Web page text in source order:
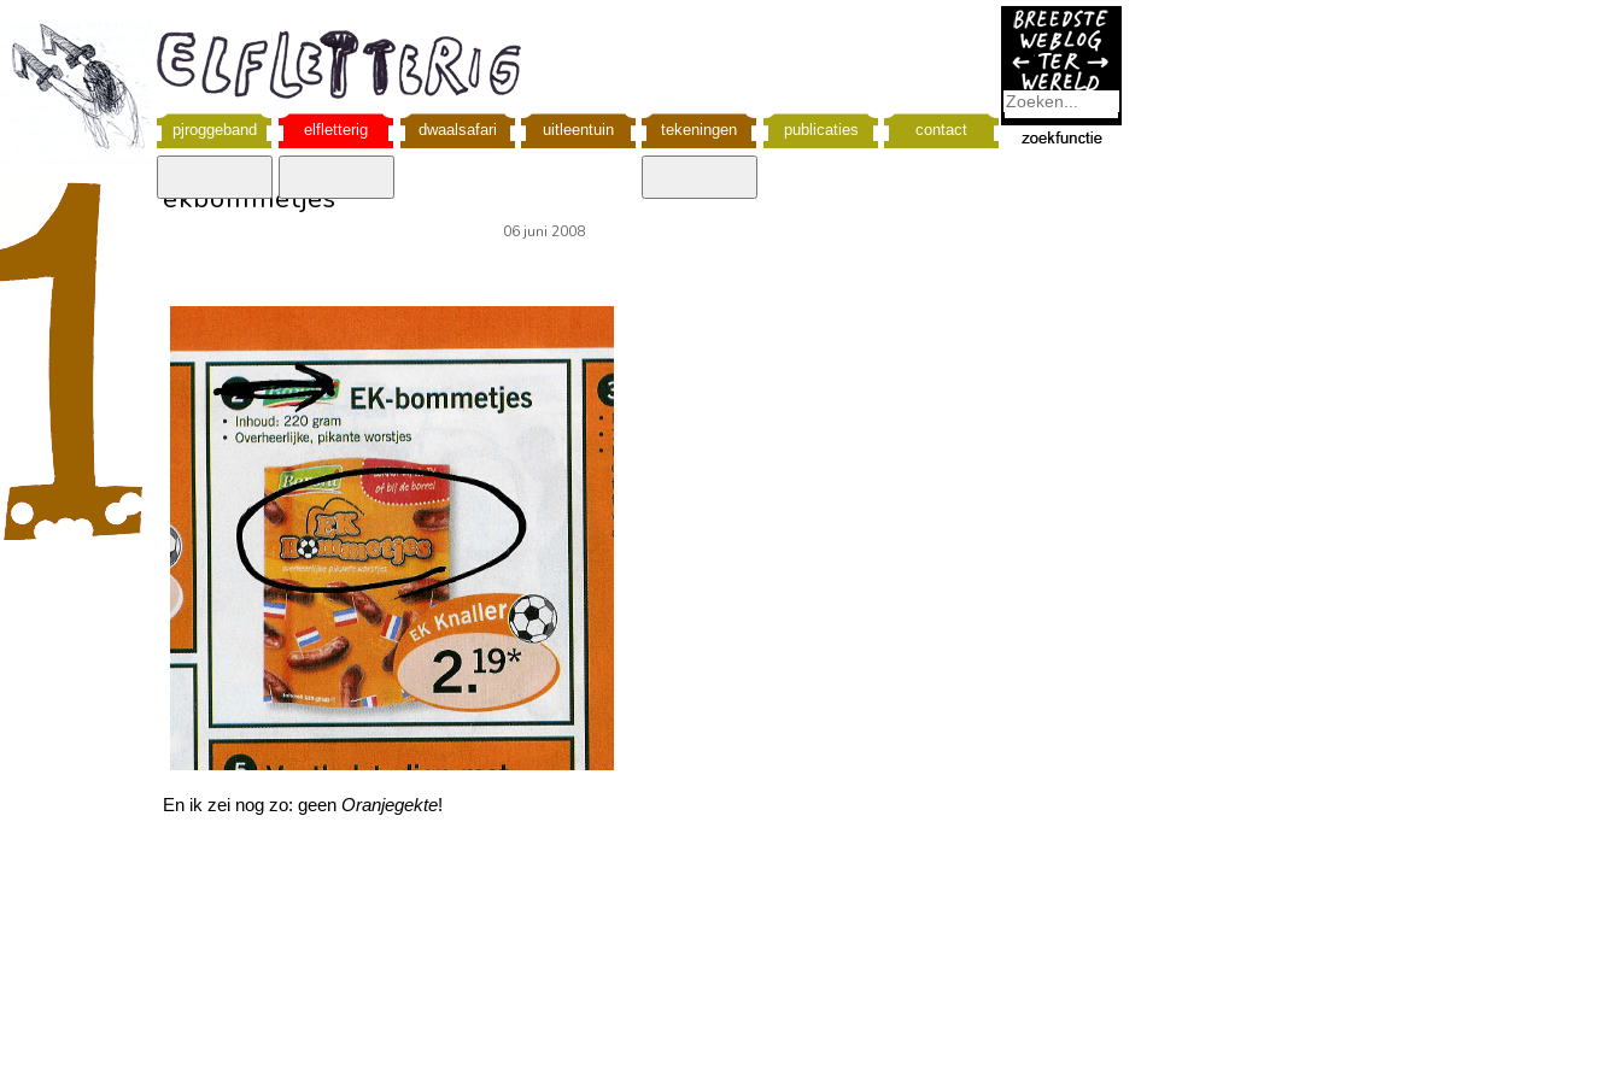
pjroggeband elfletterig dwaalsafari uitleentuin tekeningen publicaties contact
ekbommetjes
06 juni 2008
En ik zei nog zo: geen Oranjegekte!